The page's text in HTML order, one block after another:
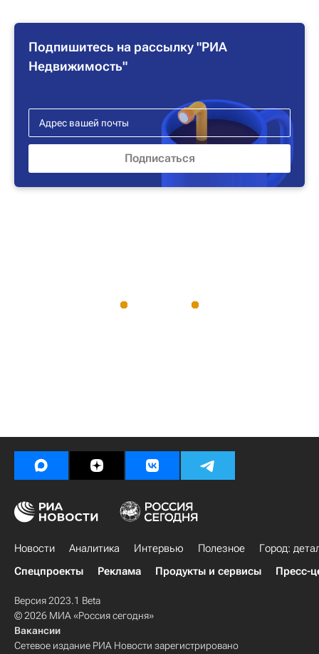
Подпишитесь на рассылку "РИА
Недвижимость"
Новости Аналитика Интервью Полезное
Город:
Спецпроекты
Реклама Продукты и сервисы Пресс-
Версия 2023.1 Beta
© 2026 МИА «Россия сегодня»
Вакансии
Сетевое издание РИА Новости зарегистрировано